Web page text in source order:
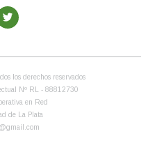
los derechos reservados
Nº RL - 88812730
en Red
de La Plata